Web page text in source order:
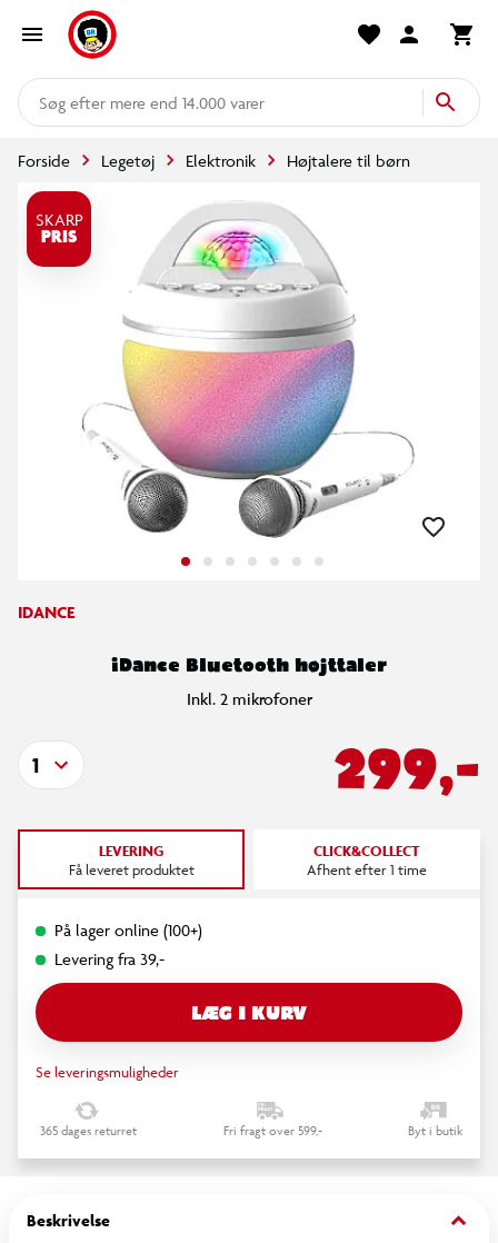
mere end 14.000 varer
Forside Legetøj Elektronik Højtalere til børn
SKARP
PRIS
IDANCE
iDance Bluetooth højttaler
Inkl. 2 mikrofoner
299,-
1
LEVERING
Få leveret produktet
CLICK&COLLECT
Afhent efter 1 time
På lager online (100+)
Levering fra 39,-
LÆG I KURV
Se leveringsmuligheder
365 dages returret Fri fragt over 599,- Byt i butik
Beskrivelse keyboard_arrow_down